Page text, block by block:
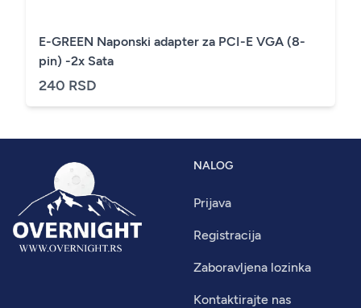
E-GREEN Naponski adapter za PCI-E VGA (8-
pin) -2x Sata
240 RSD
NALOG
Prijava
Registracija
Zaboravljena lozinka
Kontaktirajte nas